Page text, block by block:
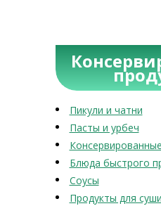
Пикули и чатни
Пасты и урбеч
Блюда быстрого
Соусы
Продукты для суши